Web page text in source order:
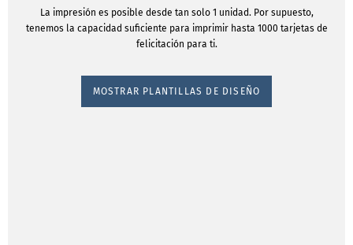
La impresión es posible desde tan solo 1 unidad. Por supuesto,
tenemos la capacidad suficiente para imprimir hasta 1000 tarjetas de
felicitación para ti.
MOSTRAR PLANTILLAS DE DISEÑO